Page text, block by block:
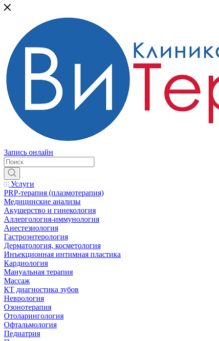
Запись онлайн
Услуги
PRP-терапия (плазмотерапия)
Медицинские анализы
Акушерство и гинекология
Аллергология-иммунология
Анестезиология
Гастроэнтерология
Дерматология, косметология
Инъекционная интимная пластика
Кардиология
Мануальная терапия
Массаж
КТ диагностика зубов
Неврология
Озонотерапия
Отоларингология
Офтальмология
Педиатрия